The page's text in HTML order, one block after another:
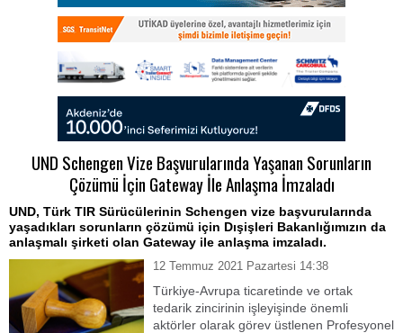
UND Schengen Vize Başvurularında Yaşanan Sorunların
Çözümü İçin Gateway İle Anlaşma İmzaladı
UND, Türk TIR Sürücülerinin Schengen vize başvurularında
yaşadıkları sorunların çözümü için Dışişleri Bakanlığımızın da
anlaşmalı şirketi olan Gateway ile anlaşma imzaladı.
12 Temmuz 2021 Pazartesi 14:38
Türkiye-Avrupa ticaretinde ve ortak
tedarik zincirinin işleyişinde önemli
aktörler olarak görev üstlenen Profesyonel